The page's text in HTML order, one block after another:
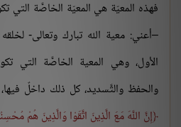
فهذه المعيّة هي المعيّة الخاصَّة التي
–أعني: معية الله تبارك وتعالى-
الأول، وهي المعية الخاصَّة التي
والحفظ والتَّسديد، كل ذلك داخلٌ فيها،
إِنَّ اللَّهَ مَعَ الَّذِينَ اتَّقَوْا وَالَّذِينَ هُمْ